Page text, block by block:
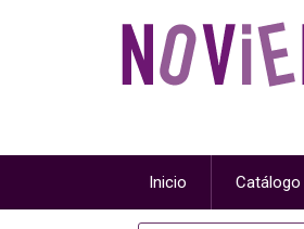
Inicio Catálogo